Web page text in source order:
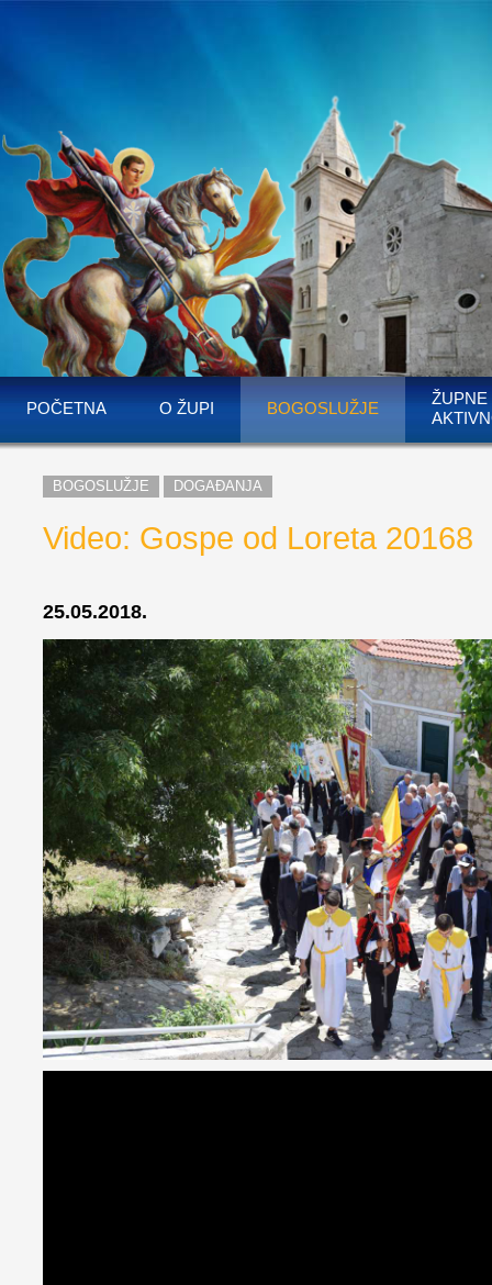
POČETNA O ŽUPI BOGOSLUŽJE
ŽUPNE
BOGOSLUŽJE DOGAĐANJA
Video: Gospe od Loreta 20168
25.05.2018.